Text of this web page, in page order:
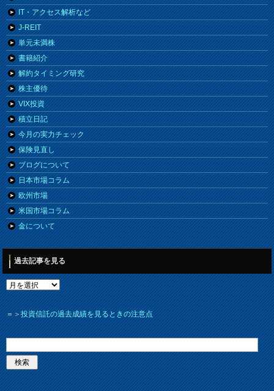
IT・アクセス解析など
J-REIT
単元未満株
書籍紹介
解約タイミング研究
株主優待
VIX投資
積立日記
今月の実力チェック
保険見直し
ブログについて
日本市場コラム
欧州市場
米国市場コラム
金について
過去記事を見る
＝＞投資信託の過去成績を見るときの注意点